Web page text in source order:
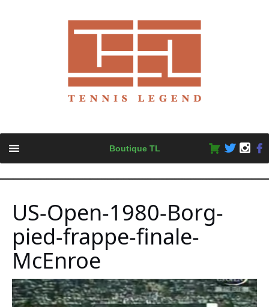
content
Boutique TL
US-Open-1980-Borg-
pied-frappe-finale-
McEnroe